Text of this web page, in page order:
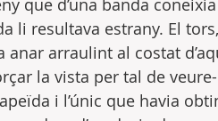
que d’una banda
li resultava estrany. El
anar arraulint al costat
la vista per tal de
i l’únic que havia